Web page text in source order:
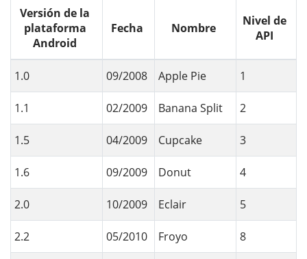
Versión de la
plataforma
Android
Fecha Nombre
Nivel de
API
1.0 09/2008 Apple Pie 1
1.1 02/2009 Banana Split 2
1.5 04/2009 Cupcake 3
1.6 09/2009 Donut 4
2.0 10/2009 Eclair 5
2.2 05/2010 Froyo 8